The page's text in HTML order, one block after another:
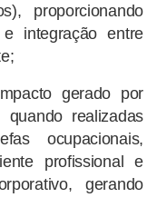
proporcionando
integração entre
gerado por
realizadas
ocupacionais,
profissional e
gerando